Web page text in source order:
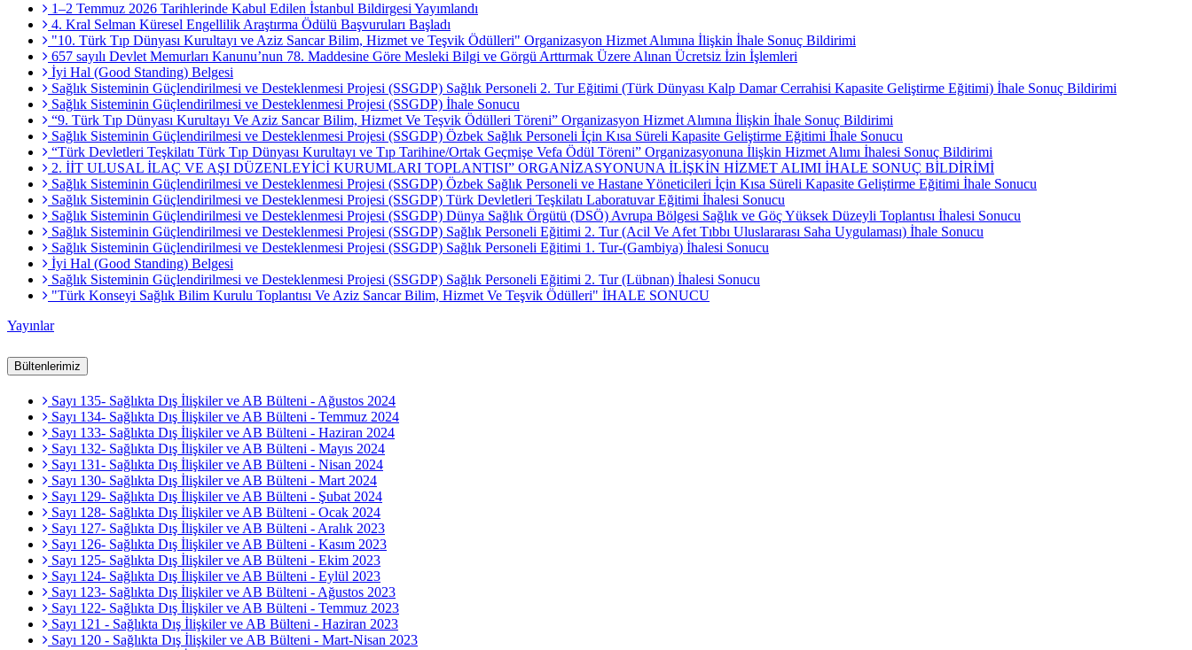
1–2 Temmuz 2026 Tarihlerinde Kabul Edilen İstanbul Bildirgesi Yayımlandı
4. Kral Selman Küresel Engellilik Araştırma Ödülü Başvuruları Başladı
"10. Türk Tıp Dünyası Kurultayı ve Aziz Sancar Bilim, Hizmet ve Teşvik Ödülleri" Organizasyon Hizmet Alımına İlişkin İhale Sonuç Bildirimi
657 sayılı Devlet Memurları Kanunu’nun 78. Maddesine Göre Mesleki Bilgi ve Görgü Arttırmak Üzere Alınan Ücretsiz İzin İşlemleri
İyi Hal (Good Standing) Belgesi
Sağlık Sisteminin Güçlendirilmesi ve Desteklenmesi Projesi (SSGDP) Sağlık Personeli 2. Tur Eğitimi (Türk Dünyası Kalp Damar Cerrahisi Kapasite Geliştirme Eğitimi) İhale Sonuç Bildirimi
Sağlık Sisteminin Güçlendirilmesi ve Desteklenmesi Projesi (SSGDP) İhale Sonucu
“9. Türk Tıp Dünyası Kurultayı Ve Aziz Sancar Bilim, Hizmet Ve Teşvik Ödülleri Töreni” Organizasyon Hizmet Alımına İlişkin İhale Sonuç Bildirimi
Sağlık Sisteminin Güçlendirilmesi ve Desteklenmesi Projesi (SSGDP) Özbek Sağlık Personeli İçin Kısa Süreli Kapasite Geliştirme Eğitimi İhale Sonucu
“Türk Devletleri Teşkilatı Türk Tıp Dünyası Kurultayı ve Tıp Tarihine/Ortak Geçmişe Vefa Ödül Töreni” Organizasyonuna İlişkin Hizmet Alımı İhalesi Sonuç Bildirimi
2. İİT ULUSAL İLAÇ VE AŞI DÜZENLEYİCİ KURUMLARI TOPLANTISI” ORGANİZASYONUNA İLİŞKİN HİZMET ALIMI İHALE SONUÇ BİLDİRİMİ
Sağlık Sisteminin Güçlendirilmesi ve Desteklenmesi Projesi (SSGDP) Özbek Sağlık Personeli ve Hastane Yöneticileri İçin Kısa Süreli Kapasite Geliştirme Eğitimi İhale Sonucu
Sağlık Sisteminin Güçlendirilmesi ve Desteklenmesi Projesi (SSGDP) Türk Devletleri Teşkilatı Laboratuvar Eğitimi İhalesi Sonucu
Sağlık Sisteminin Güçlendirilmesi ve Desteklenmesi Projesi (SSGDP) Dünya Sağlık Örgütü (DSÖ) Avrupa Bölgesi Sağlık ve Göç Yüksek Düzeyli Toplantısı İhalesi Sonucu
Sağlık Sisteminin Güçlendirilmesi ve Desteklenmesi Projesi (SSGDP) Sağlık Personeli Eğitimi 2. Tur (Acil Ve Afet Tıbbı Uluslararası Saha Uygulaması) İhale Sonucu
Sağlık Sisteminin Güçlendirilmesi ve Desteklenmesi Projesi (SSGDP) Sağlık Personeli Eğitimi 1. Tur-(Gambiya) İhalesi Sonucu
İyi Hal (Good Standing) Belgesi
Sağlık Sisteminin Güçlendirilmesi ve Desteklenmesi Projesi (SSGDP) Sağlık Personeli Eğitimi 2. Tur (Lübnan) İhalesi Sonucu
"Türk Konseyi Sağlık Bilim Kurulu Toplantısı Ve Aziz Sancar Bilim, Hizmet Ve Teşvik Ödülleri" İHALE SONUCU
Yayınlar
Bültenlerimiz
Sayı 135- Sağlıkta Dış İlişkiler ve AB Bülteni - Ağustos 2024
Sayı 134- Sağlıkta Dış İlişkiler ve AB Bülteni - Temmuz 2024
Sayı 133- Sağlıkta Dış İlişkiler ve AB Bülteni - Haziran 2024
Sayı 132- Sağlıkta Dış İlişkiler ve AB Bülteni - Mayıs 2024
Sayı 131- Sağlıkta Dış İlişkiler ve AB Bülteni - Nisan 2024
Sayı 130- Sağlıkta Dış İlişkiler ve AB Bülteni - Mart 2024
Sayı 129- Sağlıkta Dış İlişkiler ve AB Bülteni - Şubat 2024
Sayı 128- Sağlıkta Dış İlişkiler ve AB Bülteni - Ocak 2024
Sayı 127- Sağlıkta Dış İlişkiler ve AB Bülteni - Aralık 2023
Sayı 126- Sağlıkta Dış İlişkiler ve AB Bülteni - Kasım 2023
Sayı 125- Sağlıkta Dış İlişkiler ve AB Bülteni - Ekim 2023
Sayı 124- Sağlıkta Dış İlişkiler ve AB Bülteni - Eylül 2023
Sayı 123- Sağlıkta Dış İlişkiler ve AB Bülteni - Ağustos 2023
Sayı 122- Sağlıkta Dış İlişkiler ve AB Bülteni - Temmuz 2023
Sayı 121 - Sağlıkta Dış İlişkiler ve AB Bülteni - Haziran 2023
Sayı 120 - Sağlıkta Dış İlişkiler ve AB Bülteni - Mart-Nisan 2023